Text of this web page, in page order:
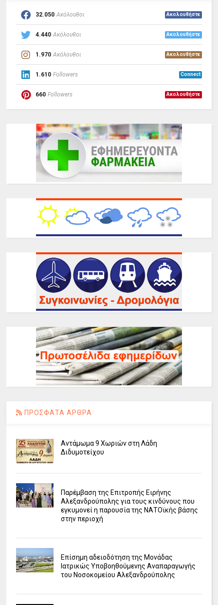
32.050 Ακόλουθοι Ακολουθήστε
4.440 Ακόλουθοι Ακολουθήστε
1.970 Ακόλουθοι Ακολουθήστε
1.610 Followers Connect
660 Followers Ακολουθήστε
ΠΡΟΣΦΑΤΑ ΑΡΘΡΑ
Αντάμωμα 9 Χωριών στη Λάδη
Διδυμοτείχου
Παρέμβαση της Επιτροπής Ειρήνης
Αλεξανδρούπολης για τους κινδύνους που
εγκυμονεί η παρουσία της ΝΑΤΟϊκής βάσης
στην περιοχή
Επίσημη αδειοδότηση της Μονάδας
Ιατρικώς Υποβοηθούμενης Αναπαραγωγής
του Νοσοκομείου Αλεξανδρούπολης